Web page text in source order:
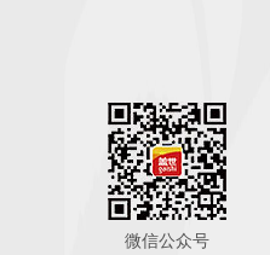
微信公众号